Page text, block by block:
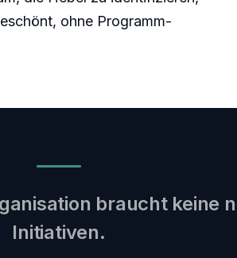
ohne Programm-
braucht keine
Initiativen.